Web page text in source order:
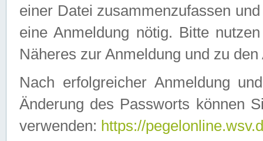
einer Datei zusammenzufassen
eine Anmeldung nötig. Bitte
Näheres zur Anmeldung und zu
Nach erfolgreicher Anmeldung
Änderung des Passworts können
verwenden: https://